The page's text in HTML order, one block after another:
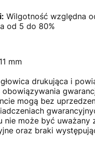
Wilgotność względna
od 5 do 80%
mm
drukująca i
mogą bez
nie może być
oraz braki